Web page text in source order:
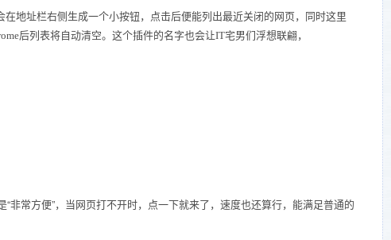
址栏右侧生成一个小按钮，点击后便能列出最近关闭的网页，同时这里
后列表将自动清空。这个插件的名字也会让IT宅男们浮想联翩，
“非常方便”，当网页打不开时，点一下就来了，速度也还算行，能满足普通的